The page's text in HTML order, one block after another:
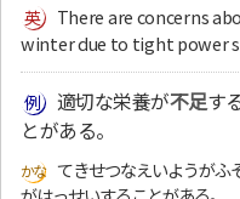
There are concerns
winter due to tight power
適切な栄養が不足す
とがある。
てきせつなえいようがふ